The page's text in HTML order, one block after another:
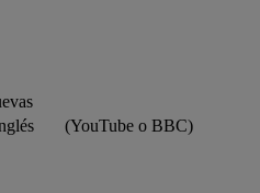
(YouTube o BBC)